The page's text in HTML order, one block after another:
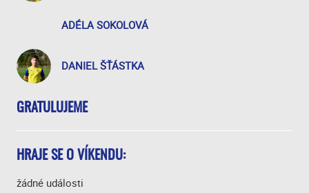
ADÉLA SOKOLOVÁ
DANIEL ŠŤÁSTKA
GRATULUJEME
HRAJE SE O VÍKENDU:
žádné události